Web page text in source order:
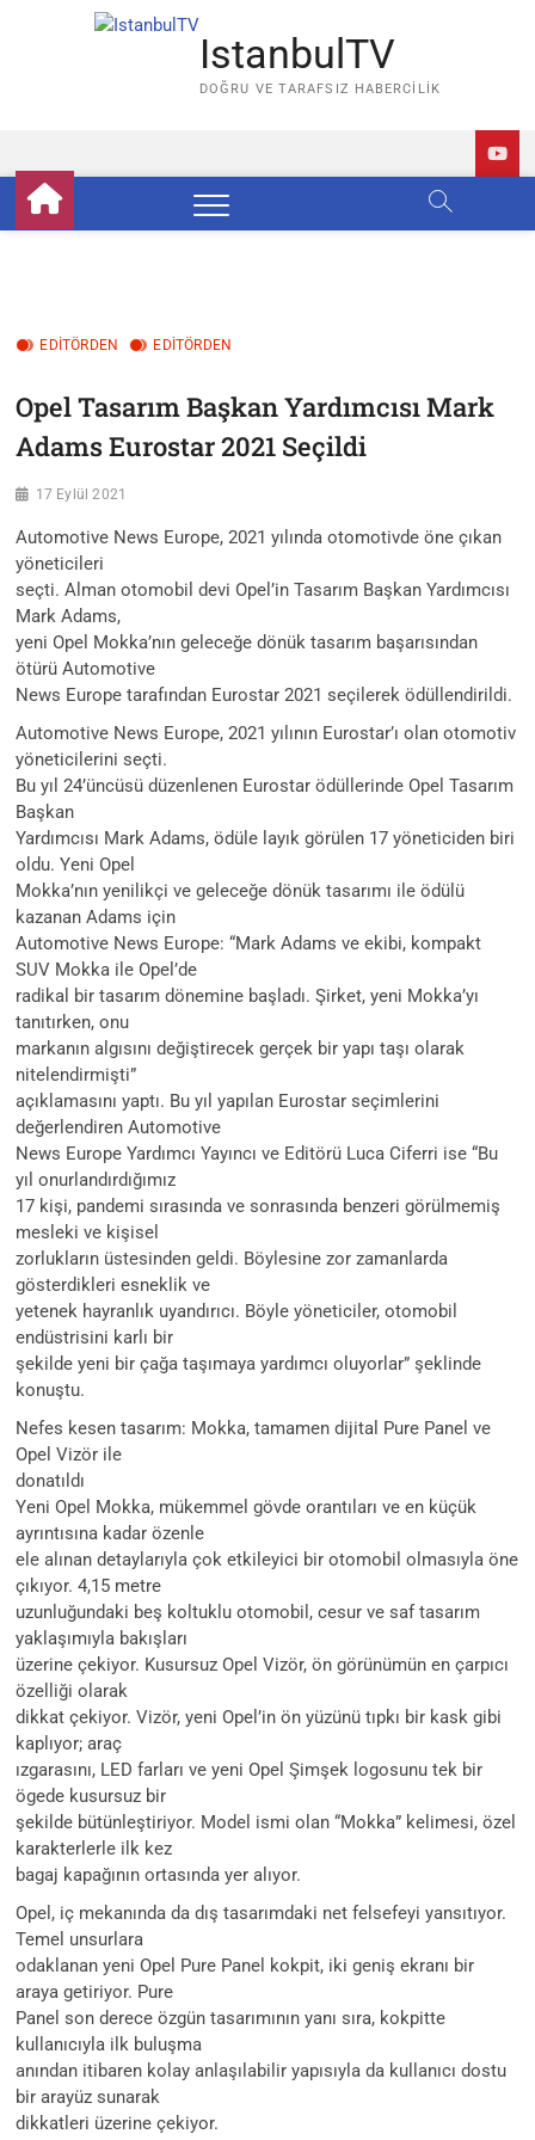
IstanbulTV
DOĞRU VE TARAFSIZ HABERCILIK
EDITÖRDEN EDİTÖRDEN
Opel Tasarım Başkan Yardımcısı Mark
Adams Eurostar 2021 Seçildi
17 Eylül 2021
Automotive News Europe, 2021 yılında otomotivde öne çıkan
yöneticileri
seçti. Alman otomobil devi Opel’in Tasarım Başkan Yardımcısı
Mark Adams,
yeni Opel Mokka’nın geleceğe dönük tasarım başarısından
ötürü Automotive
News Europe tarafından Eurostar 2021 seçilerek ödüllendirildi.
Automotive News Europe, 2021 yılının Eurostar’ı olan otomotiv
yöneticilerini seçti.
Bu yıl 24’üncüsü düzenlenen Eurostar ödüllerinde Opel Tasarım
Başkan
Yardımcısı Mark Adams, ödüle layık görülen 17 yöneticiden biri
oldu. Yeni Opel
Mokka’nın yenilikçi ve geleceğe dönük tasarımı ile ödülü
kazanan Adams için
Automotive News Europe: “Mark Adams ve ekibi, kompakt
SUV Mokka ile Opel’de
radikal bir tasarım dönemine başladı. Şirket, yeni Mokka’yı
tanıtırken, onu
markanın algısını değiştirecek gerçek bir yapı taşı olarak
nitelendirmişti”
açıklamasını yaptı. Bu yıl yapılan Eurostar seçimlerini
değerlendiren Automotive
News Europe Yardımcı Yayıncı ve Editörü Luca Ciferri ise “Bu
yıl onurlandırdığımız
17 kişi, pandemi sırasında ve sonrasında benzeri görülmemiş
mesleki ve kişisel
zorlukların üstesinden geldi. Böylesine zor zamanlarda
gösterdikleri esneklik ve
yetenek hayranlık uyandırıcı. Böyle yöneticiler, otomobil
endüstrisini karlı bir
şekilde yeni bir çağa taşımaya yardımcı oluyorlar” şeklinde
konuştu.
Nefes kesen tasarım: Mokka, tamamen dijital Pure Panel ve
Opel Vizör ile
donatıldı
Yeni Opel Mokka, mükemmel gövde orantıları ve en küçük
ayrıntısına kadar özenle
ele alınan detaylarıyla çok etkileyici bir otomobil olmasıyla öne
çıkıyor. 4,15 metre
uzunluğundaki beş koltuklu otomobil, cesur ve saf tasarım
yaklaşımıyla bakışları
üzerine çekiyor. Kusursuz Opel Vizör, ön görünümün en çarpıcı
özelliği olarak
dikkat çekiyor. Vizör, yeni Opel’in ön yüzünü tıpkı bir kask gibi
kaplıyor; araç
ızgarasını, LED farları ve yeni Opel Şimşek logosunu tek bir
ögede kusursuz bir
şekilde bütünleştiriyor. Model ismi olan “Mokka” kelimesi, özel
karakterlerle ilk kez
bagaj kapağının ortasında yer alıyor.
Opel, iç mekanında da dış tasarımdaki net felsefeyi yansıtıyor.
Temel unsurlara
odaklanan yeni Opel Pure Panel kokpit, iki geniş ekranı bir
araya getiriyor. Pure
Panel son derece özgün tasarımının yanı sıra, kokpitte
kullanıcıyla ilk buluşma
anından itibaren kolay anlaşılabilir yapısıyla da kullanıcı dostu
bir arayüz sunarak
dikkatleri üzerine çekiyor.